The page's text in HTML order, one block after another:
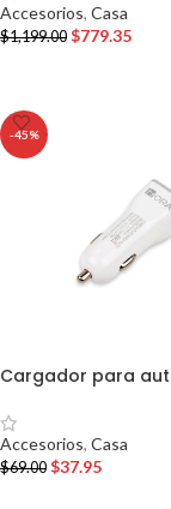
Accesorios, Casa
$1,199.00 $779.35
-45%
Cargador para
Accesorios, Casa
$69.00 $37.95